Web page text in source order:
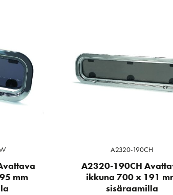
mm
A2320-190CH
A2320-190CH
ikkuna 700 x 191
sisäraamilla